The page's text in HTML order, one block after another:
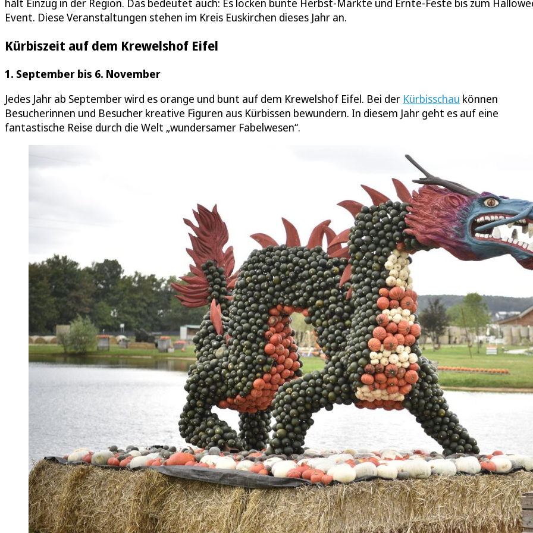
hält Einzug in der Region. Das bedeutet auch: Es locken bunte Herbst-Märkte und Ernte-Feste bis zum
Event. Diese Veranstaltungen stehen im Kreis Euskirchen dieses Jahr an.
Kürbiszeit auf dem Krewelshof Eifel
1. September bis 6. November
Jedes Jahr ab September wird es orange und bunt auf dem Krewelshof Eifel. Bei der Kürbisschau können
Besucherinnen und Besucher kreative Figuren aus Kürbissen bewundern. In diesem Jahr geht es auf eine
fantastische Reise durch die Welt „wundersamer Fabelwesen“.